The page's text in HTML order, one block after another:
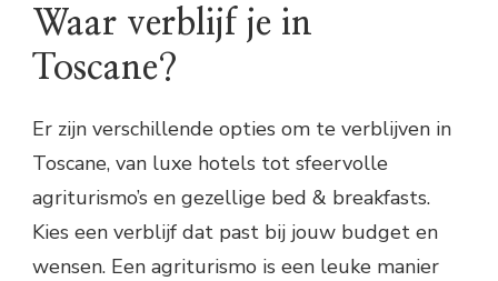
Waar verblijf je in
Toscane?
Er zijn verschillende opties om te verblijven in
Toscane, van luxe hotels tot sfeervolle
agriturismo’s en gezellige bed & breakfasts.
Kies een verblijf dat past bij jouw budget en
wensen. Een agriturismo is een leuke manier